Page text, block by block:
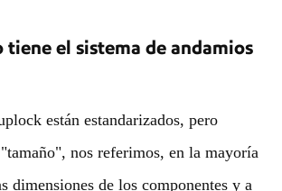
tiene el sistema de andamios
están estandarizados, pero
nos referimos, en la mayoría
dimensiones de los componentes y a